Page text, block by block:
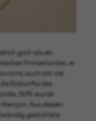
galt als ein
Protestanten, er
auch mit viel
Einkünfte des
1605 wurde
Aus diesem
gestaltete